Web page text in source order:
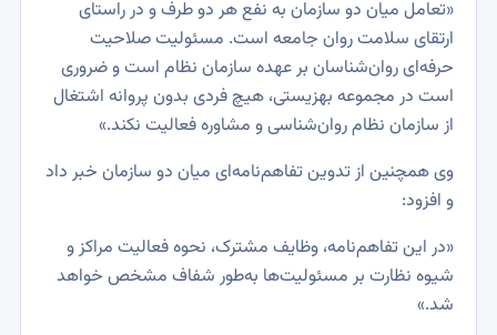
«تعامل میان دو سازمان به نفع هر دو طرف و در راستای
ارتقای سلامت روان جامعه است. مسئولیت صلاحیت
حرفه‌ای روان‌شناسان بر عهده سازمان نظام است و ضروری
است در مجموعه بهزیستی، هیچ فردی بدون پروانه اشتغال
از سازمان نظام روان‌شناسی و مشاوره فعالیت نکند.»
وی همچنین از تدوین تفاهم‌نامه‌ای میان دو سازمان خبر داد
و افزود:
«در این تفاهم‌نامه، وظایف مشترک، نحوه فعالیت مراکز و
شیوه نظارت بر مسئولیت‌ها به‌طور شفاف مشخص خواهد
شد.»